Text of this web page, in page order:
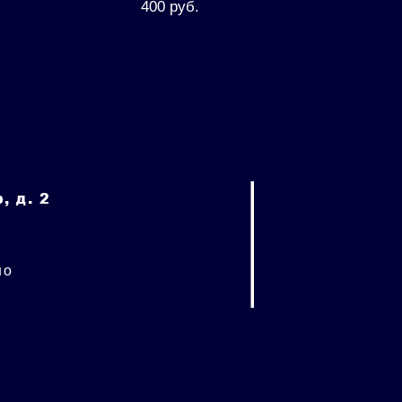
400 pуб.
д. 2